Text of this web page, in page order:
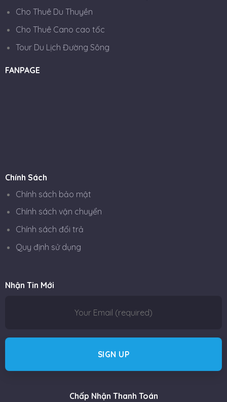
Cho Thuê Du Thuyền
Cho Thuê Cano cao tốc
Tour Du Lịch Đường Sông
FANPAGE
Chính Sách
Chính sách bảo mật
Chính sách vận chuyển
Chính sách đổi trả
Quy định sử dụng
Nhận Tin Mới
Chấp Nhận Thanh Toán